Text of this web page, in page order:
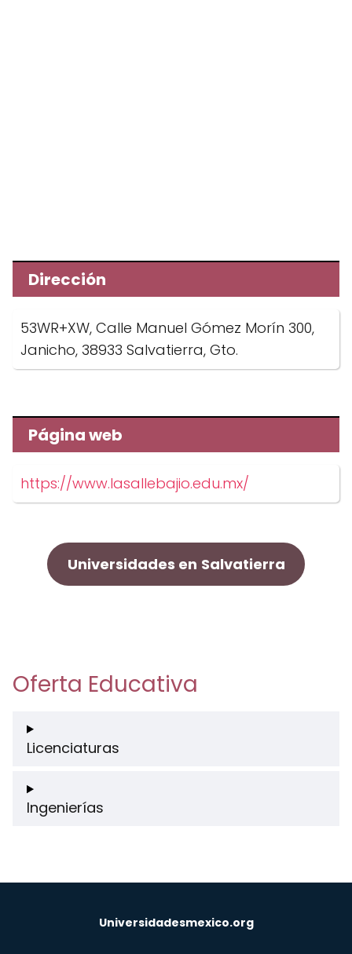
Dirección
53WR+XW, Calle Manuel Gómez Morín 300,
Janicho, 38933 Salvatierra, Gto.
Página web
https://www.lasallebajio.edu.mx/
Universidades en Salvatierra
Oferta Educativa
Licenciaturas
Ingenierías
Universidadesmexico.org